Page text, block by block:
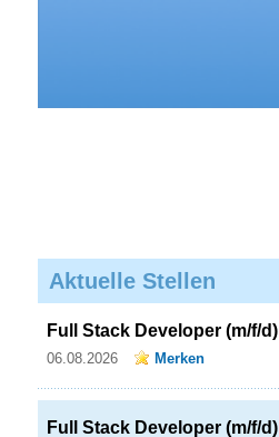
Aktuelle Stellen
Full Stack Developer (m/f/d)
06.08.2026 Merken
Full Stack Developer (m/f/d)